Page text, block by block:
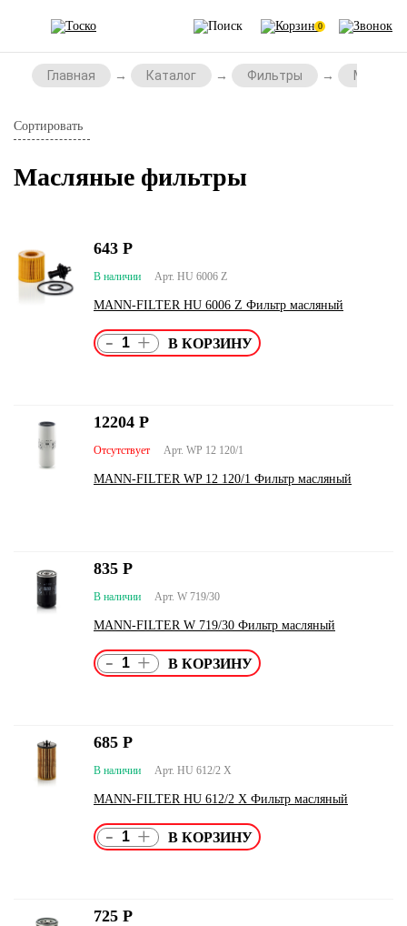
0
Главная Каталог Фильтры
Сортировать
Масляные фильтры
Арт. HU 6006 Z
В наличии
MANN-FILTER HU 6006 Z Фильтр масляный
643 Р
- +
Арт. WP 12 120/1
Отсутствует
MANN-FILTER WP 12 120/1 Фильтр масляный
12204 Р
Арт. W 719/30
В наличии
MANN-FILTER W 719/30 Фильтр масляный
835 Р
- +
Арт. HU 612/2 X
В наличии
MANN-FILTER HU 612/2 X Фильтр масляный
685 Р
- +
725 Р